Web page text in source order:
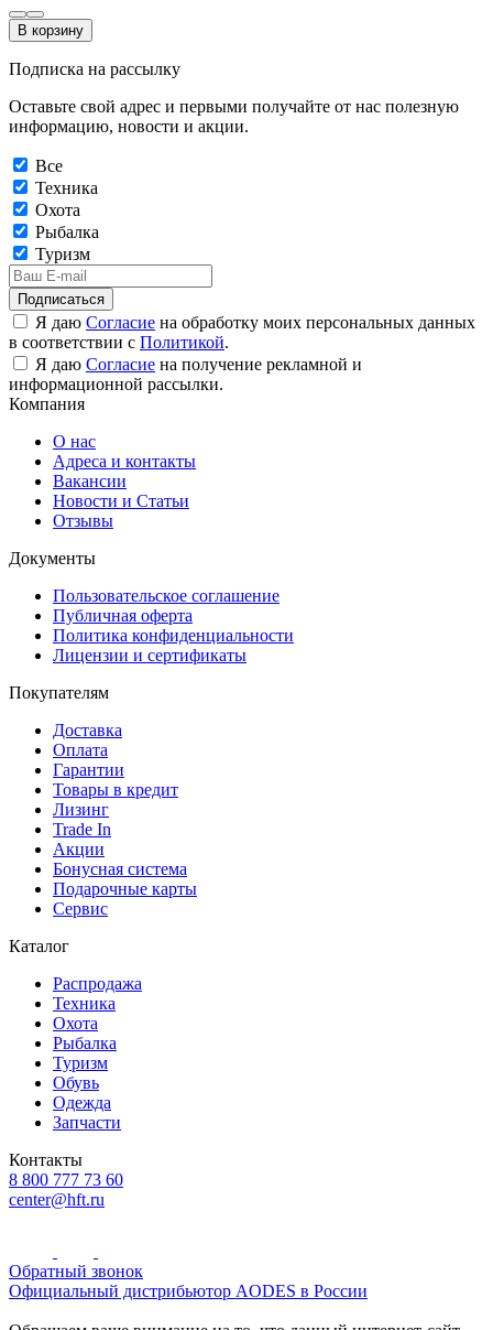
В корзину
Подписка на рассылку
Оставьте свой адрес и первыми получайте от нас полезную
информацию, новости и акции.
Все
Техника
Охота
Рыбалка
Туризм
Подписаться
Я даю Согласие на обработку моих персональных данных
в соответствии с Политикой.
Я даю Согласие на получение рекламной и
информационной рассылки.
Компания
О нас
Адреса и контакты
Вакансии
Новости и Статьи
Отзывы
Документы
Пользовательское соглашение
Публичная оферта
Политика конфиденциальности
Лицензии и сертификаты
Покупателям
Доставка
Оплата
Гарантии
Товары в кредит
Лизинг
Trade In
Акции
Бонусная система
Подарочные карты
Сервис
Каталог
Распродажа
Техника
Охота
Рыбалка
Туризм
Обувь
Одежда
Запчасти
Контакты
8 800 777 73 60
center@hft.ru
Обратный звонок
Официальный дистрибьютор AODES в России